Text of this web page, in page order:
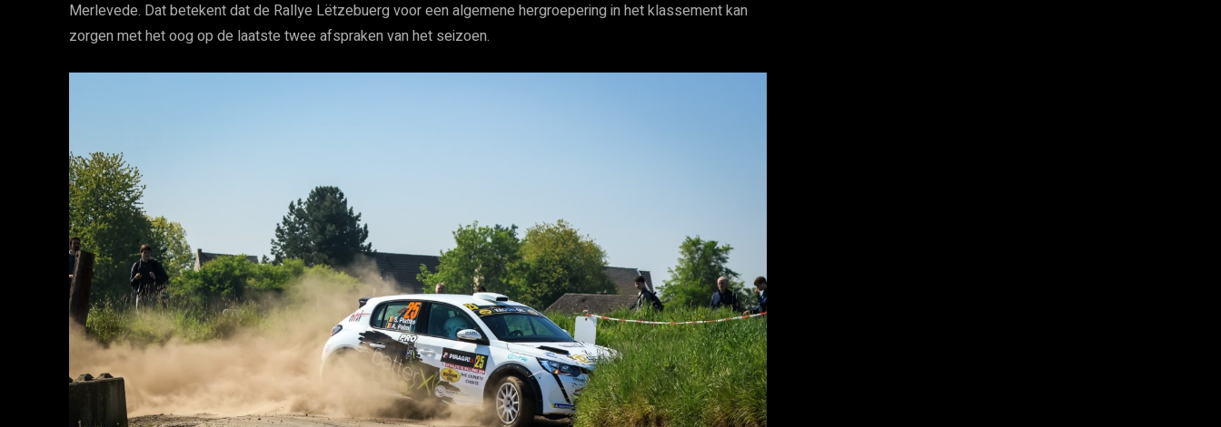
Merlevede. Dat betekent dat de Rallye Lëtzebuerg voor een algemene hergroepering in het klassement kan
zorgen met het oog op de laatste twee afspraken van het seizoen.